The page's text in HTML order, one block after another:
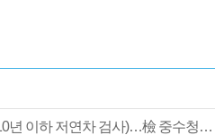
검사 신분 버리고 직급하향(10년 이하 저연차 검사)…檢 중수청행 기피